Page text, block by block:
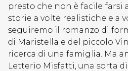
presto che non è facile farsi
storie a volte realistiche e a
seguiremo il romanzo di
di Maristella e del piccolo
ricerca di una famiglia. Ma
Letterio Misfatti, una sorta